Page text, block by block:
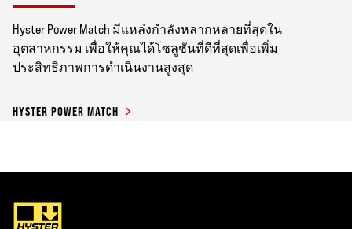
Hyster Power Match มีแหล่งกำลังหลากหลายที่สุดใน
อุตสาหกรรม เพื่อให้คุณได้โซลูชันที่ดีที่สุดเพื่อเพิ่ม
ประสิทธิภาพการดำเนินงานสูงสุด
HYSTER POWER MATCH